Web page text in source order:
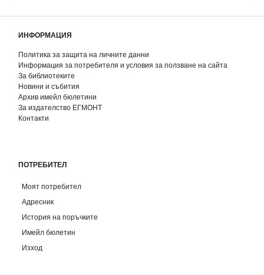
ИНФОРМАЦИЯ
Политика за защита на личните данни
Информация за потребителя и условия за ползване на сайта
За библиотеките
Новини и събития
Архив имейл бюлетини
За издателство ЕГМОНТ
Контакти
ПОТРЕБИТЕЛ
Моят потребител
Адресник
История на поръчките
Имейл бюлетин
Изход